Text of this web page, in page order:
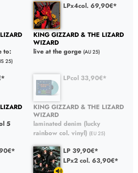
to:
25)
LPx4col. 69,90€*
KING GIZZARD & THE LIZARD
WIZARD
live at the gorge (AU 25)
5
LPcol 33,90€*
KING GIZZARD & THE LIZARD
WIZARD
laminated denim (lucky
rainbow col. vinyl) (EU 25)
LP 39,90€*
LPx2 col. 63,90€*